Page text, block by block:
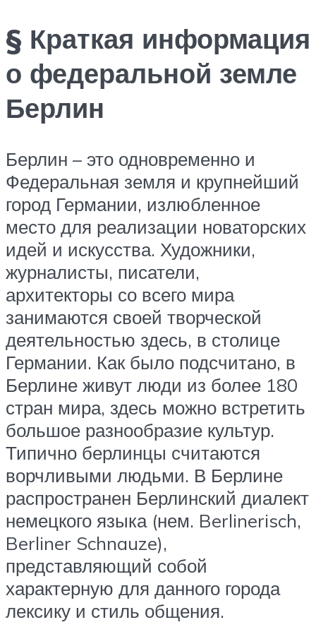
§ Краткая информация
о федеральной земле
Берлин
Берлин – это одновременно и
Федеральная земля и крупнейший
город Германии, излюбленное
место для реализации новаторских
идей и искусства. Художники,
журналисты, писатели,
архитекторы со всего мира
занимаются своей творческой
деятельностью здесь, в столице
Германии. Как было подсчитано, в
Берлине живут люди из более 180
стран мира, здесь можно встретить
большое разнообразие культур.
Типично берлинцы считаются
ворчливыми людьми. В Берлине
распространен Берлинский диалект
немецкого языка (нем. Berlinerisch,
Berliner Schnauze),
представляющий собой
характерную для данного города
лексику и стиль общения.